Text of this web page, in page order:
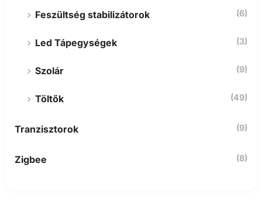
Feszültség stabilizátorok (6)
Led Tápegységek (3)
Szolár (9)
Töltők (49)
Tranzisztorok (9)
Zigbee (8)